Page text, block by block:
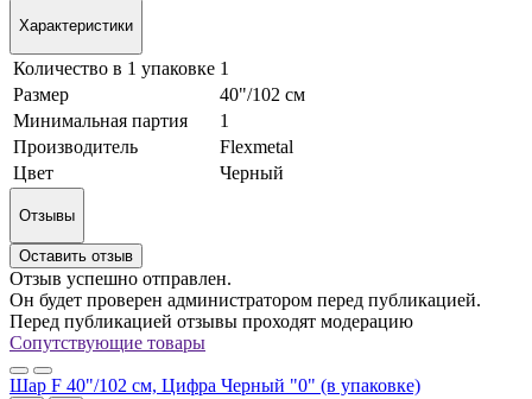
Характеристики
Количество в 1 упаковке 1
Размер
40"/102 см
Минимальная партия
1
Производитель
Flexmetal
Цвет
Черный
Отзывы
Оставить отзыв
Отзыв успешно отправлен.
Он будет проверен администратором перед публикацией.
Перед публикацией отзывы проходят модерацию
Сопутствующие товары
Шар F 40"/102 см, Цифра Черный "0" (в упаковке)